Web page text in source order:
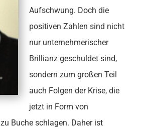
Aufschwung. Doch die
positiven Zahlen sind nicht
nur unternehmerischer
Brillianz geschuldet sind,
sondern zum großen Teil
auch Folgen der Krise, die
jetzt in Form von
Buche schlagen. Daher ist